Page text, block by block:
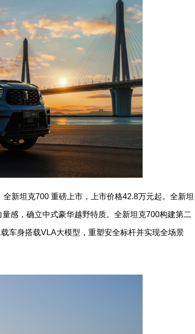
新坦克700 重磅上市，上市价格42.8万元起。全新坦
感，确立中式豪华越野特质。全新坦克700构建第二
车身搭载VLA大模型，重塑安全标杆并实现全场景